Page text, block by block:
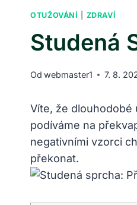
OTUŽOVÁNÍ ZDRAVÍ
Studená
Od webmaster1 7. 8.
Víte, že dlouhodobé
podíváme na
negativními vzorci
překonat.